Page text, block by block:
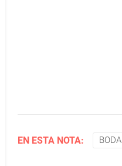
EN ESTA NOTA: BODA